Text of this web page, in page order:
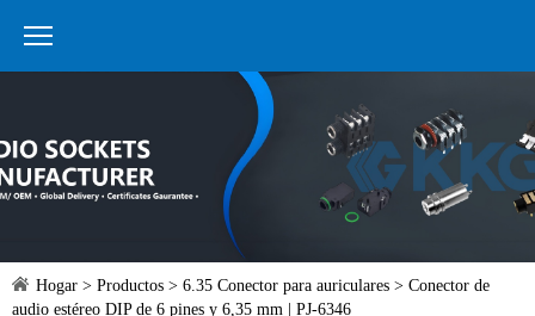
Hogar > Productos > 6.35 Conector para auriculares > Conector de
audio estéreo DIP de 6 pines y 6,35 mm | PJ-6346